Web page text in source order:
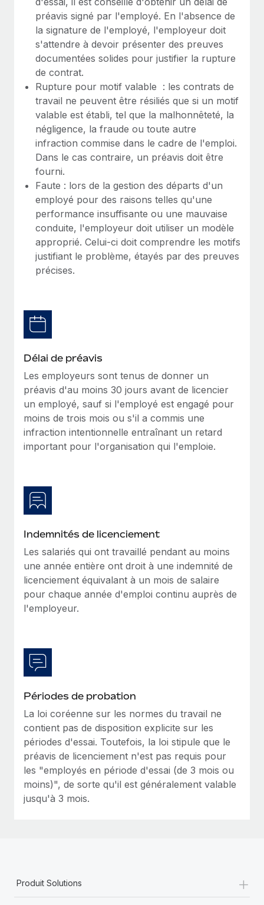
En savoir plus
préavis signé par l'employé. En l'absence de
la signature de l'employé, l'employeur doit
s'attendre à devoir présenter des preuves
documentées solides pour justifier la rupture
de contrat.
Rupture pour motif valable : les contrats de
travail ne peuvent être résiliés que si un motif
valable est établi, tel que la malhonnêteté, la
négligence, la fraude ou toute autre
infraction commise dans le cadre de l'emploi.
Dans le cas contraire, un préavis doit être
fourni.
Faute : lors de la gestion des départs d'un
employé pour des raisons telles qu'une
performance insuffisante ou une mauvaise
conduite, l'employeur doit utiliser un modèle
approprié. Celui-ci doit comprendre les motifs
justifiant le problème, étayés par des preuves
précises.
Délai de préavis
Les employeurs sont tenus de donner un
préavis d'au moins 30 jours avant de licencier
un employé, sauf si l'employé est engagé pour
moins de trois mois ou s'il a commis une
infraction intentionnelle entraînant un retard
important pour l'organisation qui l'emploie.
Indemnités de licenciement
Les salariés qui ont travaillé pendant au moins
une année entière ont droit à une indemnité de
licenciement équivalant à un mois de salaire
pour chaque année d'emploi continu auprès de
l'employeur.
Périodes de probation
La loi coréenne sur les normes du travail ne
contient pas de disposition explicite sur les
périodes d'essai. Toutefois, la loi stipule que le
préavis de licenciement n'est pas requis pour
les "employés en période d'essai (de 3 mois ou
moins)", de sorte qu'il est généralement valable
jusqu'à 3 mois.
Produit Solutions +